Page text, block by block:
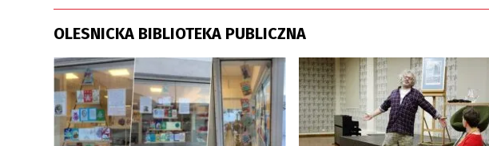
OLESNICKA BIBLIOTEKA PUBLICZNA